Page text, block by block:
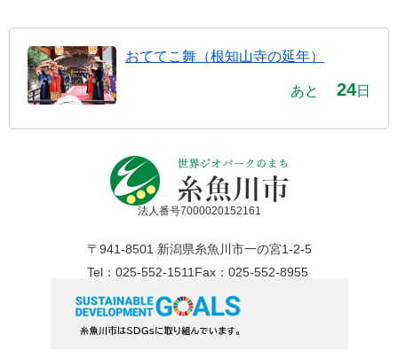
おててこ舞（根知山寺の延年）
あと 24日
法人番号7000020152161
〒941-8501 新潟県糸魚川市一の宮1-2-5
Tel：025-552-1511 Fax：025-552-8955